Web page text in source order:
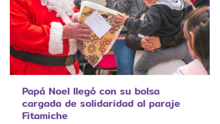
Papá Noel llegó con su bolsa
cargada de solidaridad al paraje
Fitamiche